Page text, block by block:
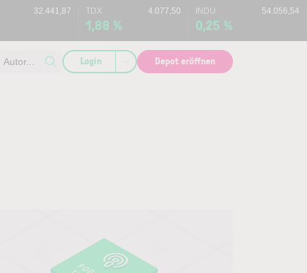
32.441,87 TDX 4.077,50
1,88 %
INDU 54.056,54
0,25 %
Login Depot eröffnen